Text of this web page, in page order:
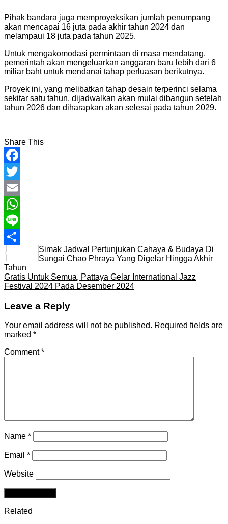
Pihak bandara juga memproyeksikan jumlah penumpang
akan mencapai 16 juta pada akhir tahun 2024 dan
melampaui 18 juta pada tahun 2025.
Untuk mengakomodasi permintaan di masa mendatang,
pemerintah akan mengeluarkan anggaran baru lebih dari 6
miliar baht untuk mendanai tahap perluasan berikutnya.
Proyek ini, yang melibatkan tahap desain terperinci selama
sekitar satu tahun, dijadwalkan akan mulai dibangun setelah
tahun 2026 dan diharapkan akan selesai pada tahun 2029.
Share This
Facebook
Twitter
Email
WhatsApp
Line
Share
Simak Jadwal Pertunjukan Cahaya & Budaya Di
Sungai Chao Phraya Yang Digelar Hingga Akhir
Tahun
Gratis Untuk Semua, Pattaya Gelar International Jazz
Festival 2024 Pada Desember 2024
Leave a Reply
Your email address will not be published. Required fields are
marked *
Comment*
Name *
Email *
Website
Related